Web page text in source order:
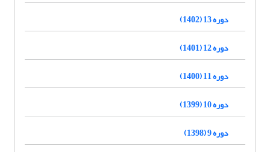
دوره 13 (1402)
دوره 12 (1401)
دوره 11 (1400)
دوره 10 (1399)
دوره 9 (1398)